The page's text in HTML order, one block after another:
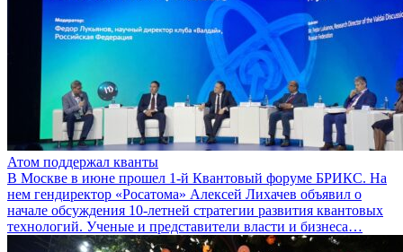
Атом поддержал кванты
В Москве в июне прошел 1-й Квантовый форуме БРИКС. На
нем гендиректор «Росатома» Алексей Лихачев объявил о
начале обсуждения 10-летней стратегии развития квантовых
технологий. Ученые и представители власти и бизнеса…